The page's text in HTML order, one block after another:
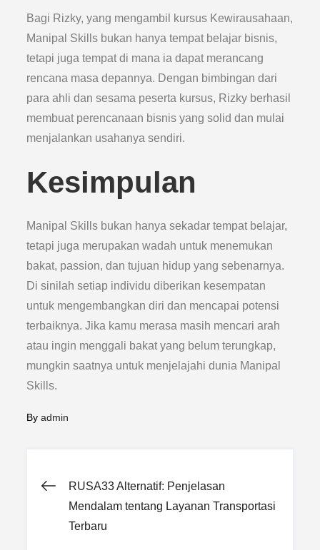
Bagi Rizky, yang mengambil kursus Kewirausahaan,
Manipal Skills bukan hanya tempat belajar bisnis,
tetapi juga tempat di mana ia dapat merancang
rencana masa depannya. Dengan bimbingan dari
para ahli dan sesama peserta kursus, Rizky berhasil
membuat perencanaan bisnis yang solid dan mulai
menjalankan usahanya sendiri.
Kesimpulan
Manipal Skills bukan hanya sekadar tempat belajar,
tetapi juga merupakan wadah untuk menemukan
bakat, passion, dan tujuan hidup yang sebenarnya.
Di sinilah setiap individu diberikan kesempatan
untuk mengembangkan diri dan mencapai potensi
terbaiknya. Jika kamu merasa masih mencari arah
atau ingin menggali bakat yang belum terungkap,
mungkin saatnya untuk menjelajahi dunia Manipal
Skills.
Byadmin
Post
navigation
RUSA33 Alternatif: Penjelasan
Mendalam tentang Layanan Transportasi
Terbaru